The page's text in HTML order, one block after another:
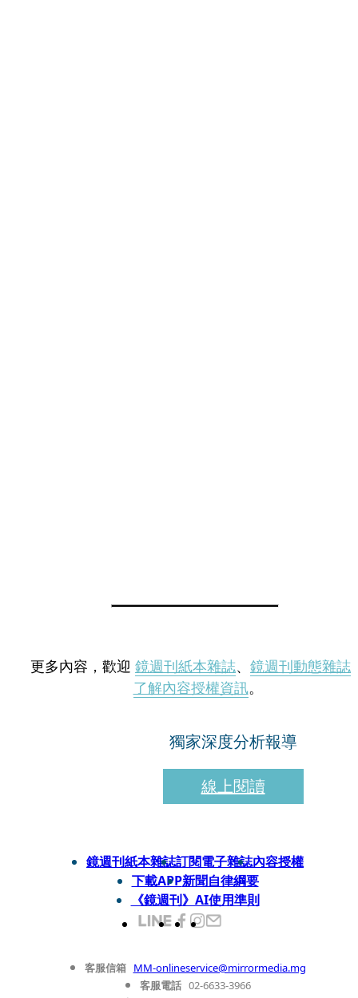
更多內容，歡迎 鏡週刊紙本雜誌、 鏡週刊動態雜誌
了解內容授權資訊。
獨家深度分析報導
線上閱讀
鏡週刊紙本雜誌訂閱電子雜誌內容授權
下載APP新聞自律綱要
《鏡週刊》AI使用準則
客服信箱 MM-onlineservice@mirrormedia.mg
客服電話 02-6633-3966